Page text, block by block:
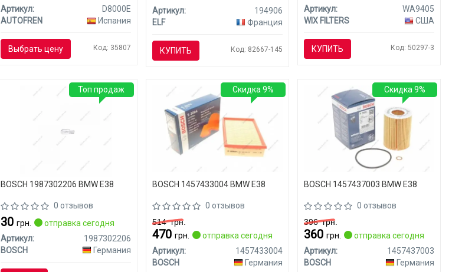
Артикул:
D8000E
AUTOFREN
Испания
Выбрать цену Код: 35807
Артикул:
194906
ELF
Франция
КУПИТЬ Код: 82667-145
Артикул:
WA9405
WIX FILTERS
США
КУПИТЬ Код: 50297-3
BOSCH 1987302206 BMW E38
0 отзывов
30 грн.
отправка сегодня
Артикул:
1987302206
BOSCH
Германия
Топ продаж
BOSCH 1457433004 BMW E38
0 отзывов
514грн.
470 грн.
отправка сегодня
Артикул:
1457433004
BOSCH
Германия
Скидка 9%
BOSCH 1457437003 BMW E38
0 отзывов
396грн.
360 грн.
отправка сегодня
Артикул:
1457437003
BOSCH
Германия
Скидка 9%